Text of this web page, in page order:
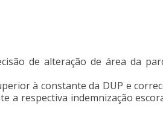
de alteração de área da
à constante da DUP e
a respectiva indemnização